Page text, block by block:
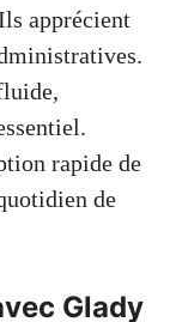
apprécient
rapide de
de
Glady